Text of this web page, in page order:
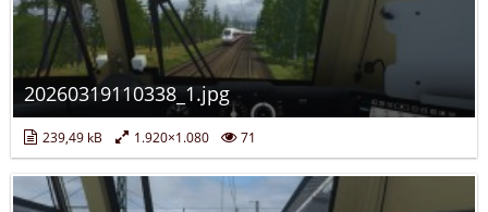
20260319110338_1.jpg
239,49 kB 1.920×1.080 71